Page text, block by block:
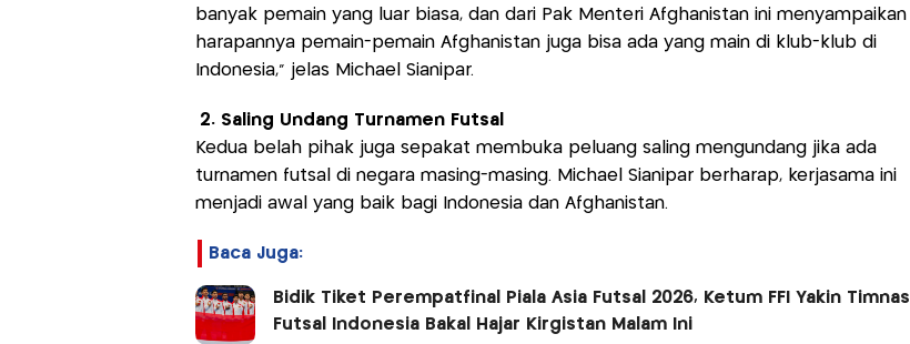
banyak pemain yang luar biasa, dan dari Pak Menteri Afghanistan ini menyampaikan
harapannya pemain-pemain Afghanistan juga bisa ada yang main di klub-klub di
Indonesia," jelas Michael Sianipar.
2. Saling Undang Turnamen Futsal
Kedua belah pihak juga sepakat membuka peluang saling mengundang jika ada
turnamen futsal di negara masing-masing. Michael Sianipar berharap, kerjasama ini
menjadi awal yang baik bagi Indonesia dan Afghanistan.
Baca Juga:
Bidik Tiket Perempatfinal Piala Asia Futsal 2026, Ketum FFI Yakin Timnas
Futsal Indonesia Bakal Hajar Kirgistan Malam Ini